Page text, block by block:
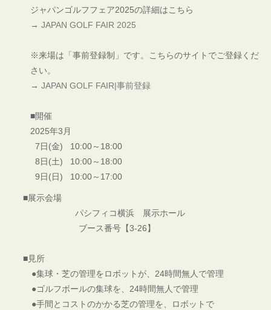
ジャパンゴルフフェア2025の詳細はこちら
→ JAPAN GOLF FAIR 2025
※来場は「事前登録制」です。こちらのサイトでご登録くだ
さい。
→ JAPAN GOLF FAIR|事前登録
■開催
2025年3月
7日(金) 10:00～18:00
8日(土) 10:00～18:00
9日(日) 10:00～17:00
■展示会場
パシフィコ横浜 展示ホール
ブース番号【3-26】
■見所
●集球・芝の管理をロボットが、24時間無人で管理
●ゴルフボールの集球を、24時間無人で管理
●手間とコストのかかる芝の管理を、ロボットで